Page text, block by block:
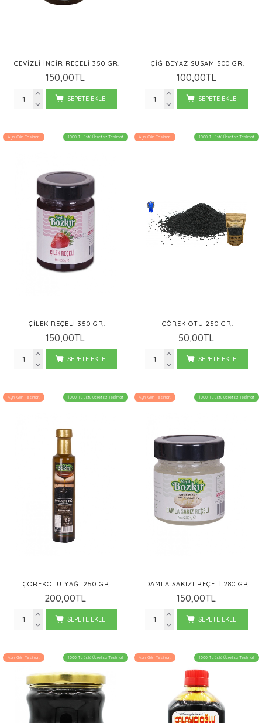
CEVIZLI İNCIR REÇELI 350 GR.
150,00TL
SEPETE EKLE
ÇIĞ BEYAZ SUSAM 500 GR.
100,00TL
SEPETE EKLE
Aynı Gün Teslimat 1000 TL üstü Ücretsiz Teslimat
ÇILEK REÇELI 350 GR.
150,00TL
SEPETE EKLE
Aynı Gün Teslimat 1000 TL üstü Ücretsiz Teslimat
ÇÖREK OTU 250 GR.
50,00TL
SEPETE EKLE
Aynı Gün Teslimat 1000 TL üstü Ücretsiz Teslimat
ÇÖREKOTU YAĞI 250 GR.
200,00TL
SEPETE EKLE
Aynı Gün Teslimat 1000 TL üstü Ücretsiz Teslimat
DAMLA SAKIZI REÇELI 280 GR.
150,00TL
SEPETE EKLE
Aynı Gün Teslimat 1000 TL üstü Ücretsiz Teslimat Aynı Gün Teslimat 1000 TL üstü Ücretsiz Teslimat